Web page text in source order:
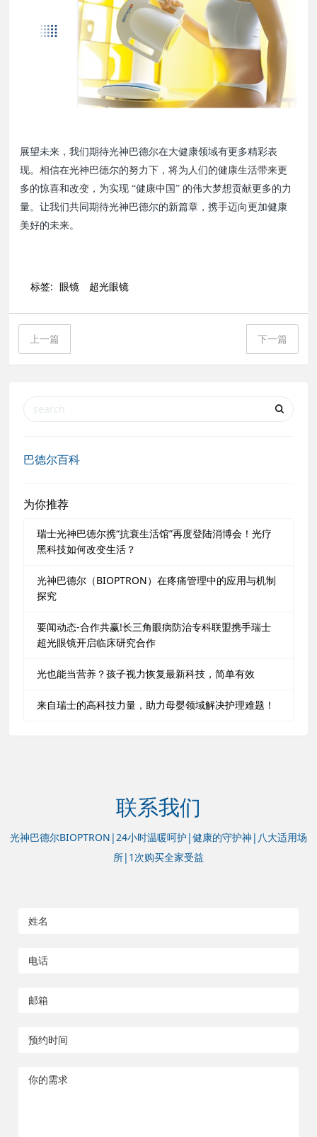
展望未来，我们期待光神巴德尔在大健康领域有更多精彩表
现。相信在光神巴德尔的努力下，将为人们的健康生活带来更
多的惊喜和改变，为实现 “健康中国” 的伟大梦想贡献更多的力
量。让我们共同期待光神巴德尔的新篇章，携手迈向更加健康
美好的未来。
标签: 眼镜 超光眼镜
上一篇 下一篇
巴德尔百科
为你推荐
瑞士光神巴德尔携“抗衰生活馆”再度登陆消博会！光疗
黑科技如何改变生活？
光神巴德尔（BIOPTRON）在疼痛管理中的应用与机制
探究
要闻动态-合作共赢!长三角眼病防治专科联盟携手瑞士
超光眼镜开启临床研究合作
光也能当营养？孩子视力恢复最新科技，简单有效
来自瑞士的高科技力量，助力母婴领域解决护理难题！
联系我们
光神巴德尔BIOPTRON|24小时温暖呵护|健康的守护神|八大适用场
所|1次购买全家受益